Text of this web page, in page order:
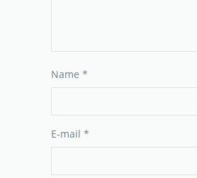
Name *
E-mail *